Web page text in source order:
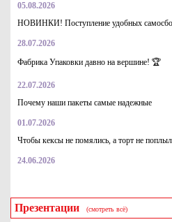
05.08.2026
НОВИНКИ! Поступление удобных
28.07.2026
Фабрика Упаковки давно на вершине! 🏆
22.07.2026
Почему наши пакеты самые надежные
01.07.2026
Чтобы кексы не помялись, а торт не
24.06.2026
Презентации (смотреть всё)